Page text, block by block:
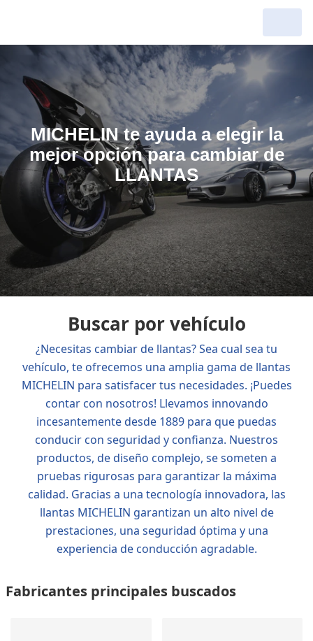
MICHELIN te ayuda a elegir la
mejor opción para cambiar de
LLANTAS
Buscar por vehículo
¿Necesitas cambiar de llantas? Sea cual sea tu
vehículo, te ofrecemos una amplia gama de llantas
MICHELIN para satisfacer tus necesidades. ¡Puedes
contar con nosotros! Llevamos innovando
incesantemente desde 1889 para que puedas
conducir con seguridad y confianza. Nuestros
productos, de diseño complejo, se someten a
pruebas rigurosas para garantizar la máxima
calidad. Gracias a una tecnología innovadora, las
llantas MICHELIN garantizan un alto nivel de
prestaciones, una seguridad óptima y una
experiencia de conducción agradable.
Fabricantes principales buscados